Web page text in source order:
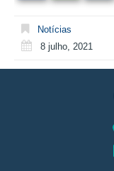
Notícias
8 julho, 2021